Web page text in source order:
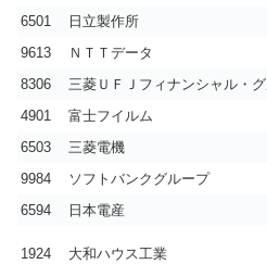
6501
日立製作所
9613
ＮＴＴデータ
8306
三菱ＵＦＪフィナンシャル・
4901
富士フイルム
6503
三菱電機
9984
ソフトバンクグループ
6594
日本電産
1924 大和ハウス工業